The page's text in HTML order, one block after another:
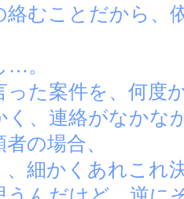
絡むことだから、
…。
った案件を、何度
く、連絡がなかな
の場合、
、細かくあれこれ